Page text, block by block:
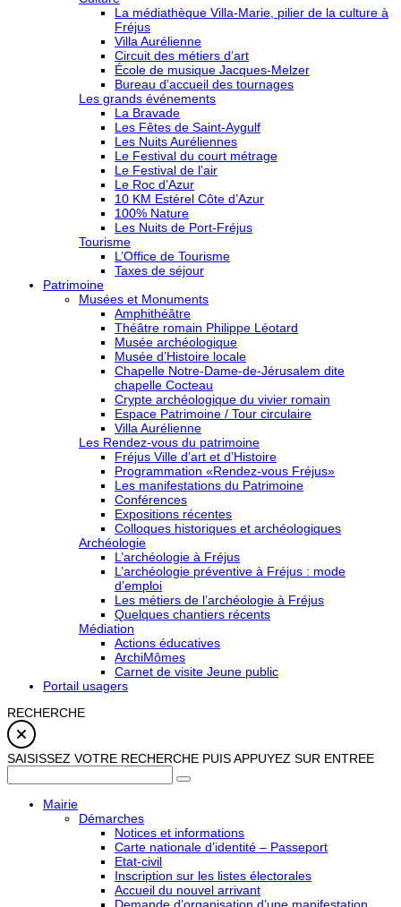
La médiathèque Villa-Marie, pilier de la culture à
Fréjus
Villa Aurélienne
Circuit des métiers d’art
École de musique Jacques-Melzer
Bureau d’accueil des tournages
Les grands événements
La Bravade
Les Fêtes de Saint-Aygulf
Les Nuits Auréliennes
Le Festival du court métrage
Le Festival de l’air
Le Roc d’Azur
10 KM Estérel Côte d’Azur
100% Nature
Les Nuits de Port-Fréjus
Tourisme
L’Office de Tourisme
Taxes de séjour
Patrimoine
Musées et Monuments
Amphithéâtre
Théâtre romain Philippe Léotard
Musée archéologique
Musée d’Histoire locale
Chapelle Notre-Dame-de-Jérusalem dite
chapelle Cocteau
Crypte archéologique du vivier romain
Espace Patrimoine / Tour circulaire
Villa Aurélienne
Les Rendez-vous du patrimoine
Fréjus Ville d’art et d’Histoire
Programmation «Rendez-vous Fréjus»
Les manifestations du Patrimoine
Conférences
Expositions récentes
Colloques historiques et archéologiques
Archéologie
L’archéologie à Fréjus
L’archéologie préventive à Fréjus : mode
d’emploi
Les métiers de l’archéologie à Fréjus
Quelques chantiers récents
Médiation
Actions éducatives
ArchiMômes
Carnet de visite Jeune public
Portail usagers
RECHERCHE
SAISISSEZ VOTRE RECHERCHE PUIS APPUYEZ SUR ENTREE
Mairie
Démarches
Notices et informations
Carte nationale d’identité – Passeport
Etat-civil
Inscription sur les listes électorales
Accueil du nouvel arrivant